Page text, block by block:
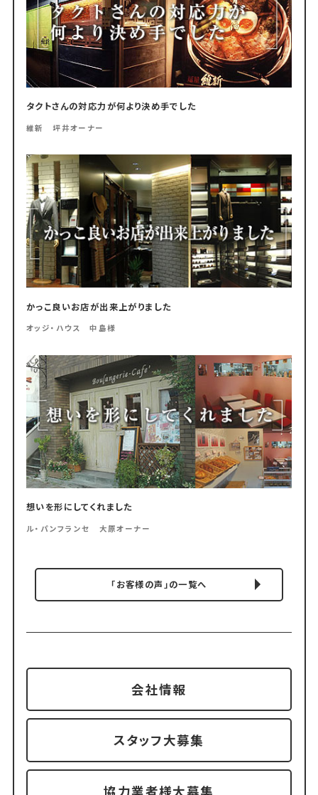
タクトさんの対応力が何より決め手でした
維新 坪井オーナー
かっこ良いお店が出来上がりました
オッジ・ハウス 中島様
想いを形にしてくれました
ル・パンフランセ 大原オーナー
「お客様の声」の一覧へ
会社情報
スタッフ大募集
協力業者様大募集